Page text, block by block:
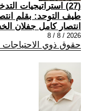
(27) استراتيجيات
طيف التوحد: بقلم
انتصار كامل جفلان
2026 / 8 / 8
حقوق ذوي الاحتياجات